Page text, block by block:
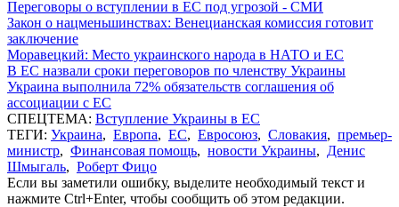
Переговоры о вступлении в ЕС под угрозой - СМИ
Закон о нацменьшинствах: Венецианская комиссия готовит
заключение
Моравецкий: Место украинского народа в НАТО и ЕС
В ЕС назвали сроки переговоров по членству Украины
Украина выполнила 72% обязательств соглашения об
ассоциации с ЕС
СПЕЦТЕМА: Вступление Украины в ЕС
ТЕГИ: Украина, Европа, ЕС, Евросоюз, Словакия, премьер-
министр, Финансовая помощь, новости Украины, Денис
Шмыгаль, Роберт Фицо
Если вы заметили ошибку, выделите необходимый текст и
нажмите Ctrl+Enter, чтобы сообщить об этом редакции.